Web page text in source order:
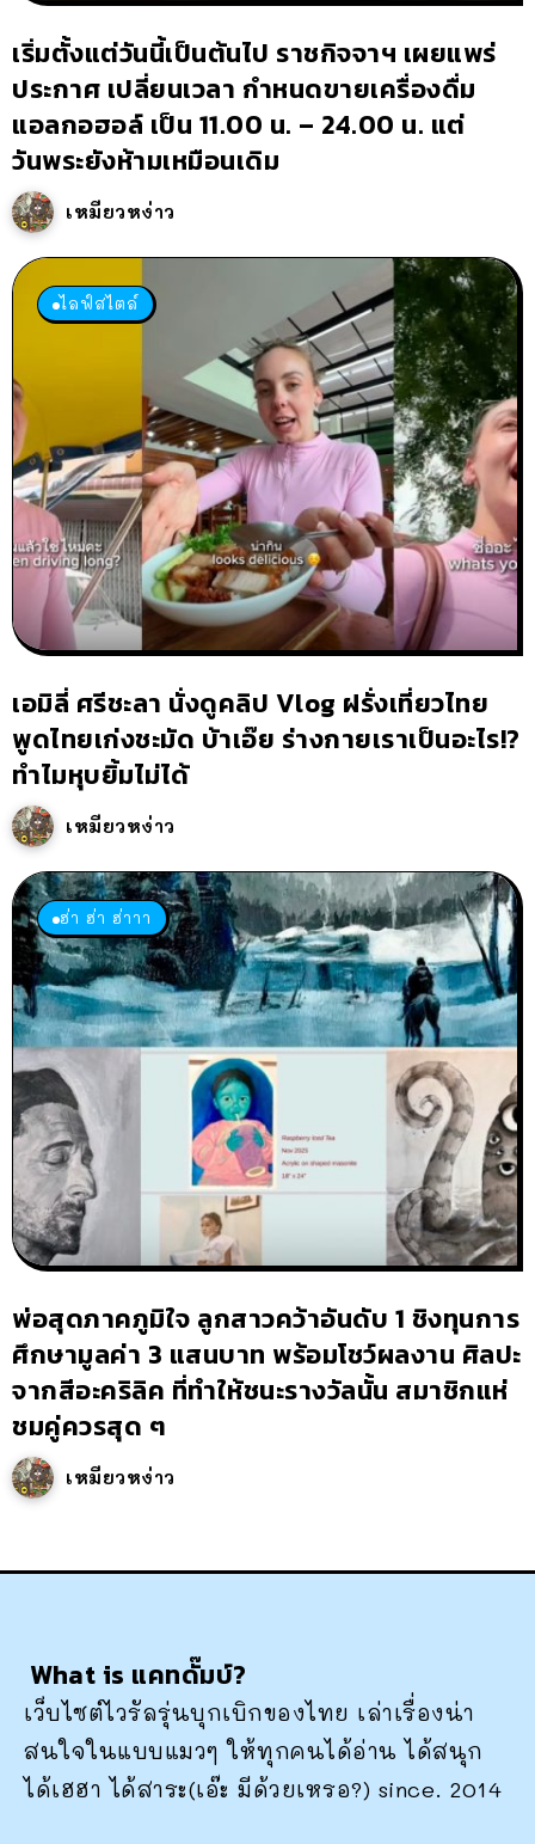
เริ่มตั้งแต่วันนี้เป็นต้นไป ราชกิจจาฯ เผยแพร่
ประกาศ เปลี่ยนเวลา กำหนดขายเครื่องดื่ม
แอลกอฮอล์ เป็น 11.00 น. – 24.00 น. แต่
วันพระยังห้ามเหมือนเดิม
เหมียวหง่าว
ไลฟ์สไตล์
เอมิลี่ ศรีชะลา นั่งดูคลิป Vlog ฝรั่งเที่ยวไทย
พูดไทยเก่งชะมัด บ้าเอ๊ย ร่างกายเราเป็นอะไร!?
ทำไมหุบยิ้มไม่ได้
เหมียวหง่าว
ฮ่า ฮ่า ฮ่าาา
พ่อสุดภาคภูมิใจ ลูกสาวคว้าอันดับ 1 ชิงทุนการ
ศึกษามูลค่า 3 แสนบาท พร้อมโชว์ผลงาน ศิลปะ
จากสีอะคริลิค ที่ทำให้ชนะรางวัลนั้น สมาชิกแห่
ชมคู่ควรสุด ๆ
เหมียวหง่าว
What is แคทดั๊มบ์?
เว็บไซต์ไวรัลรุ่นบุกเบิกของไทย เล่าเรื่องน่า
สนใจในแบบแมวๆ ให้ทุกคนได้อ่าน ได้สนุก
ได้เฮฮา ได้สาระ(เอ๊ะ มีด้วยเหรอ?) since. 2014